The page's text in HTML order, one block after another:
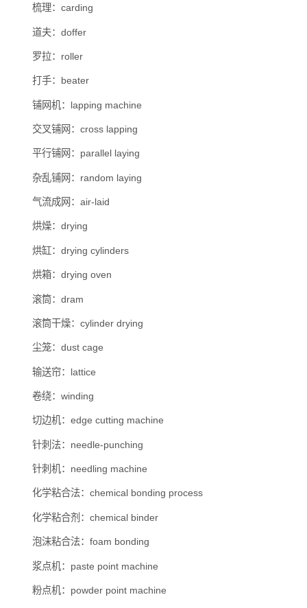
梳理：carding
道夫：doffer
罗拉：roller
打手：beater
铺网机：lapping machine
交叉铺网：cross lapping
平行铺网：parallel laying
杂乱铺网：random laying
气流成网：air-laid
烘燥：drying
烘缸：drying cylinders
烘箱：drying oven
滚筒：dram
滚筒干燥：cylinder drying
尘笼：dust cage
输送帘：lattice
卷绕：winding
切边机：edge cutting machine
针刺法：needle-punching
针刺机：needling machine
化学粘合法：chemical bonding process
化学粘合剂：chemical binder
泡沫粘合法：foam bonding
浆点机：paste point machine
粉点机：powder point machine